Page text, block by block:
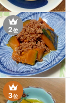
2位
3位